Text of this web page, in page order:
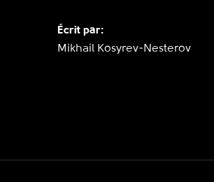
Écrit par:
Mikhail Kosyrev-Nesterov